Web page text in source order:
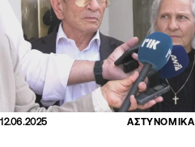
12.06.2025 ΑΣΤΥΝΟΜΙΚΑ